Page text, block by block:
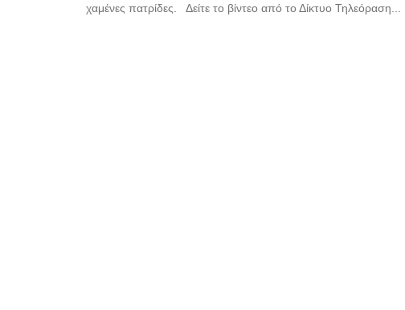
χαμένες πατρίδες. Δείτε το βίντεο από το Δίκτυο Τηλεόραση...